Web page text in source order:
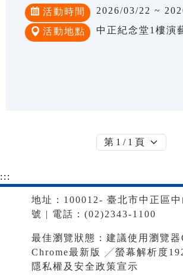
活動時間 2026/03/22 ~
活動地點 中正紀念堂1樓演
:::
地址：100012- 臺北市中正區中
號 | 電話：(02)2343-1100
最佳瀏覽狀態：建議使用瀏覽
Chrome最新版 ╱螢幕解析度
隱私權及安全政策宣示